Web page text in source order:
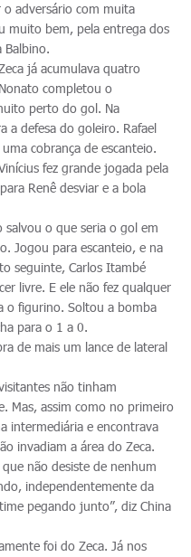
o adversário com muita
muito bem, pela entrega dos
Balbino.
já acumulava quatro
completou o
perto do gol. Na
a defesa do goleiro. Rafael
cobrança de escanteio.
fez grande jogada pela
Renê desviar e a bola
salvou o que seria o gol em
Jogou para escanteio, e na
seguinte, Carlos Itambé
livre. E ele não fez qualquer
o figurino. Soltou a bomba
para o 1 a 0.
de mais um lance de lateral
não tinham
Mas, assim como no primeiro
intermediária e encontrava
invadiam a área do Zeca.
não desiste de nenhum
independentemente da
pegando junto”, diz China
foi do Zeca. Já nos